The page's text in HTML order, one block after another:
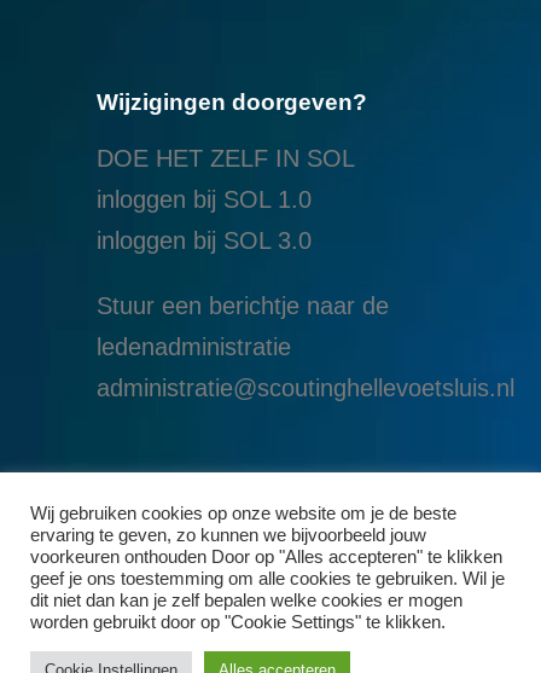
Wijzigingen doorgeven?
DOE HET ZELF IN SOL
inloggen bij SOL 1.0
inloggen bij SOL 3.0
Stuur een berichtje naar de
ledenadministratie
administratie@scoutinghellevoetsluis.nl
Wij gebruiken cookies op onze website om je de beste
ervaring te geven, zo kunnen we bijvoorbeeld jouw
voorkeuren onthouden Door op "Alles accepteren" te klikken
geef je ons toestemming om alle cookies te gebruiken. Wil je
dit niet dan kan je zelf bepalen welke cookies er mogen
worden gebruikt door op "Cookie Settings" te klikken.